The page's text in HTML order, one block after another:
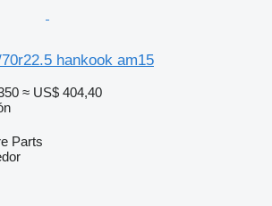
hankook am15
≈ US$ 404,40
Parts